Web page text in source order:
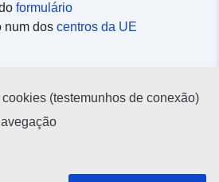
formulário
num dos centros da UE
nasredes sociais
(testemunhos de conexão)